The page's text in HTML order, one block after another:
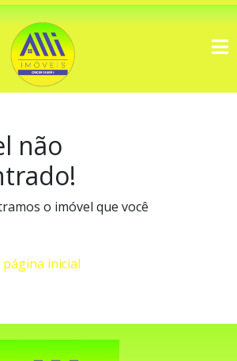
não
o imóvel que você
inicial